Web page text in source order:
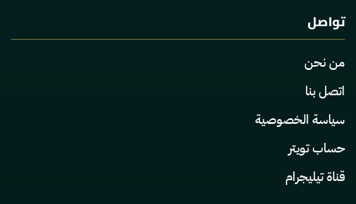
تواصل
من نحن
اتصل بنا
سياسة الخصوصية
حساب تويتر
قناة تيليجرام